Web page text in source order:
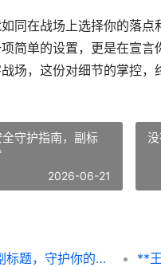
同在战场上选择你的落
简单的设置，更是在宣言
场，这份对细节的掌控，
守护指南，副标
2026-06-21
没
和平精英怎么关闭附近的人，副标题，守护你的战术隐私与沉浸体验